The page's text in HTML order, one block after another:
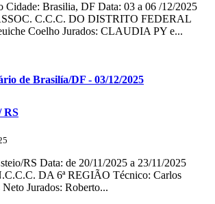
Cidade: Brasilia, DF Data: 03 a 06 /12/2025
C.C.C. DO DISTRITO FEDERAL
Coelho Jurados: CLAUDIA PY e...
de Brasilía/DF - 03/12/2025
RS
RS Data: de 20/11/2025 a 23/11/2025
DA 6ª REGIÃO Técnico: Carlos
Jurados: Roberto...